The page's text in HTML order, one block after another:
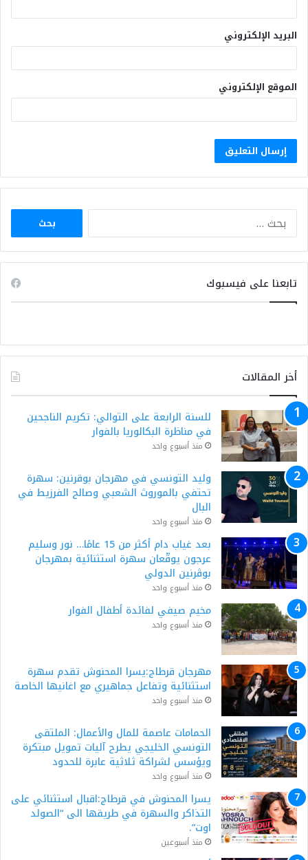
البريد الإلكتروني
الموقع الإلكتروني
البحث
تابعنا على فيسبوك
أخر المقالات
للسنة الرابعة على التوالي: تكريم الناجحين
في مناظرة البكالوريا بالفوار
منذ أسبوع واحد
وليد التونسي في مهرجان بوقرنين: سهرة
تحتفي بالموروث الشعبي وصالح الفرزيط في
البال
منذ أسبوع واحد
بعد غياب دام أكثر من 15 عامًا… نور وسليم
عرجون يوقّعان سهرة استثنائية بمهرجان
بوڨرنين الدولي
منذ أسبوع واحد
مخيم صيفي لفائدة أطفال الفوار
منذ أسبوع واحد
مهرجان قرطاج:يسرا المحنوش تقدم سهرة
استثنائية وتفاعل جماهيري مع اغانيها الخاصة
منذ أسبوع واحد
الحمامات عاصمة للمال والأعمال: الملتقى
التونسي الخليجي يطرح آليات تمويل مبتكرة
ويؤسس لشراكة ثلاثية عابرة للحدود
منذ أسبوع واحد
يسرا المحنوش في قرطاج:اقبال استثنائي على
التذاكر والسهرة في طريقها الى “الصولد
اوت”.
منذ أسبوعين